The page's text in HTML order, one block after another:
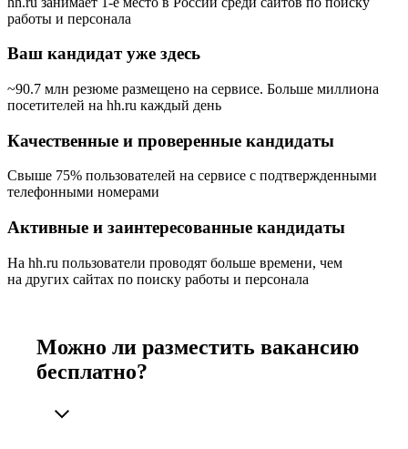
работы и персонала
Ваш кандидат уже здесь
~90.7 млн резюме размещено на сервисе. Больше миллиона
посетителей на hh.ru каждый день
Качественные и проверенные кандидаты
Свыше 75% пользователей на сервисе с подтвержденными
телефонными номерами
Активные и заинтересованные кандидаты
На hh.ru пользователи проводят больше времени, чем
на других сайтах по поиску работы и персонала
Можно ли разместить вакансию
бесплатно?